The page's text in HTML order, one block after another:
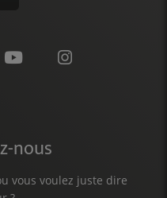
nous
vous voulez juste dire